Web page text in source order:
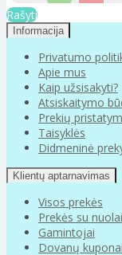
Rašyti
Informacija
Privatumo
Apie mus
Kaip užsisakyti?
Atsiskaitymo
Prekių
Taisyklės
Didmeninė
Klientų aptarnavimas
Visos prekės
Prekės su
Gamintojai
Dovanų kuponai